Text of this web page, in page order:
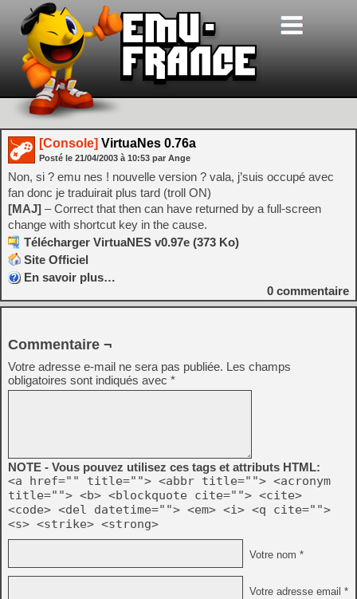
[Console] VirtuaNes 0.76a
Posté le 21/04/2003 à 10:53 par Ange
Non, si ? emu nes ! nouvelle version ? vala, j’suis occupé avec
fan donc je traduirait plus tard (troll ON)
[MAJ] – Correct that then can have returned by a full-screen
change with shortcut key in the cause.
Télécharger VirtuaNES v0.97e (373 Ko)
Site Officiel
En savoir plus…
0 commentaire
Commentaire ¬
Votre adresse e-mail ne sera pas publiée. Les champs
obligatoires sont indiqués avec *
NOTE - Vous pouvez utilisez ces tags et attributs HTML:
<a href="" title=""> <abbr title=""> <acronym
title=""> <b> <blockquote cite=""> <cite>
<code> <del datetime=""> <em> <i> <q cite="">
<s> <strike> <strong>
Votre nom *
Votre adresse email *